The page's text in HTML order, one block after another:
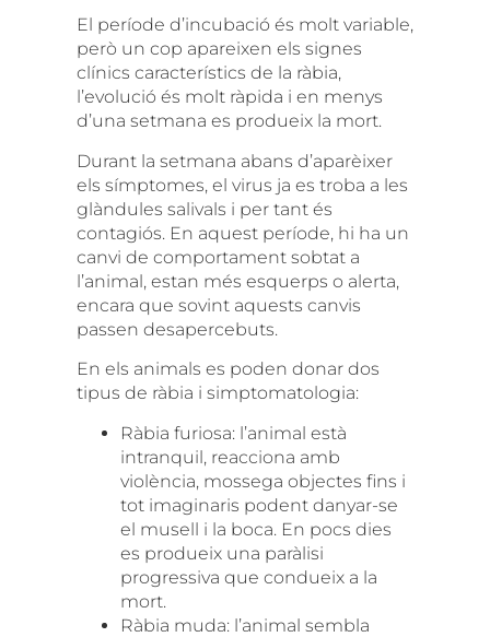
El període d’incubació és molt variable,
però un cop apareixen els signes
clínics característics de la ràbia,
l’evolució és molt ràpida i en menys
d’una setmana es produeix la mort.
Durant la setmana abans d’aparèixer
els símptomes, el virus ja es troba a les
glàndules salivals i per tant és
contagiós. En aquest període, hi ha un
canvi de comportament sobtat a
l’animal, estan més esquerps o alerta,
encara que sovint aquests canvis
passen desapercebuts.
En els animals es poden donar dos
tipus de ràbia i simptomatologia:
Ràbia furiosa: l’animal està
intranquil, reacciona amb
violència, mossega objectes fins i
tot imaginaris podent danyar-se
el musell i la boca. En pocs dies
es produeix una paràlisi
progressiva que condueix a la
mort.
Ràbia muda: l’animal sembla